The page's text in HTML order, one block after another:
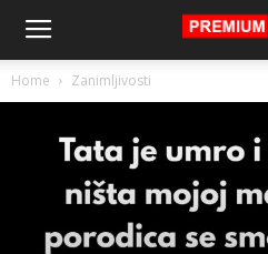
Home Zanimljivosti